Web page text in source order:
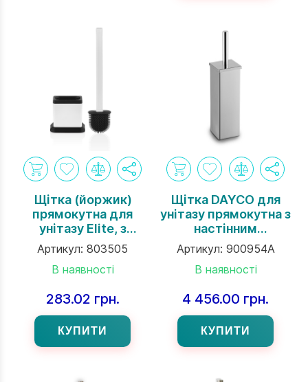
Щітка (йоржик)
прямокутна для
унітазу Elite, з
силіковновою
щетиною, Rulopak
Артикул: 803505
В наявності
283.02 грн.
КУПИТИ
Щітка DAYCO для
унітазу прямокутна з
настінним
кріпленням,
металева, сатин
Артикул: 900954A
В наявності
4 456.00 грн.
КУПИТИ